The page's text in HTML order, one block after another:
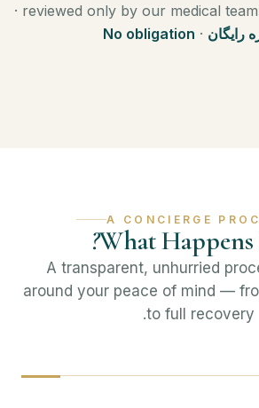
reviewed only by our medical
·
رایگان ·
No obligation
A CONCIERGE
What Happens
A transparent, unhurried
around your peace of mind —
to full recovery.